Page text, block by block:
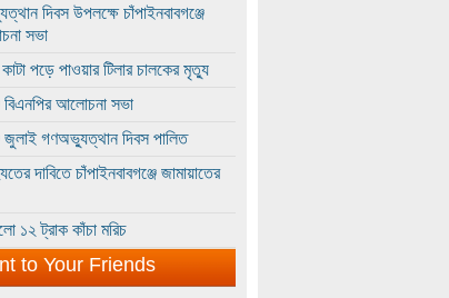
দিবস উপলক্ষে চাঁপাইনবাবগঞ্জে
সভা
পড়ে পাওয়ার টিলার চালকের মৃত্যু
বিএনপির আলোচনা সভা
জুলাই গণঅভ্যুত্থান দিবস পালিত
দাবিতে চাঁপাইনবাবগঞ্জে জামায়াতের
১২ ট্রাক কাঁচা মরিচ
to Your Friends